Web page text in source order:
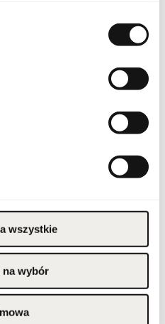
wszystkie
na wybór
Wyłącznie do użytku
zewnętrznego. Unikać
podrażnioną lub
przypadku wystąpienia
podrażnienia lub reakcji
alergicznej przerwać
stosowanie.
miejscu niedostępnym
dla dzieci. Nie stosować
po upływie terminu
przydatności.
chłodnym miejscu.